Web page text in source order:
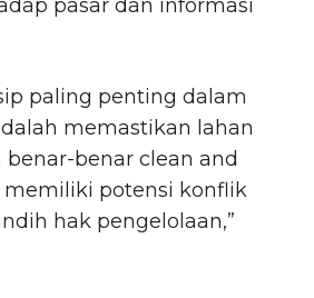
pasar dan informasi
paling penting dalam
memastikan lahan
benar clean and
memiliki potensi konflik
hak pengelolaan,”